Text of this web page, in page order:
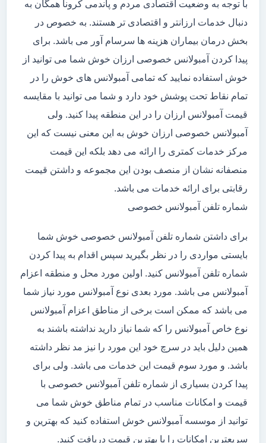
با توجه به وضعیت اقتصادی مردم و پاندمی کرونا همگان به
دنبال خدمات ارزانتر و اقتصادی تر هستند. به خصوص در
بخش درمان بیماران هزینه ها سرسام آور می باشد. برای
پیدا کردن آمبولانس خصوصی ارزان خوش شما می توانید از
خوش استفاده نمایید که تمامی آمبولانس های خوش را در
تمام نقاط تحت پوشش خود دارد و شما می توانید با مقایسه
قیمت آمبولانس ارزان را در این منطقه پیدا کنید. ولی
آمبولانس خصوصی ارزان خوش به این معنی نیست که این
مرکز خدمات کمتری را ارائه می دهد بلکه این قیمت
منصفانه نشان از منصف بودن این مجموعه و داشتن قیمت
رقابتی برای ارائه خدمات می باشد.
شماره تلفن آمبولانس خصوصی
برای داشتن شماره تلفن آمبولانس خصوصی خوش شما
بایستی مواردی را در نظر بگیرید سپس اقدام به پیدا کردن
شماره تلفن آمبولانس کنید. اولین مورد محل و منطقه اعزام
آمبولانس می باشد. مورد بعدی نوع آمبولانس مورد نیاز شما
می باشد که ممکن است برخی از مناطق اعزام آمبولانس
نوع خاص آمبولانس را که شما نیاز دارید نداشته باشند به
همین دلیل باید در سرچ خود این مورد را نیز مد نظر داشته
باشد. و مورد سوم قیمت این خدمات می باشد. ولی برای
پیدا کردن بسیاری از شماره تلفن آمبولانس خصوصی با
قیمت و امکانات مناسب در تمام مناطق خوش شما می
توانید از موسسه آمبولانس خوش استفاده کنید که بهترین و
سریعترین امکانات را با بهترین قیمت دریافت کنید.